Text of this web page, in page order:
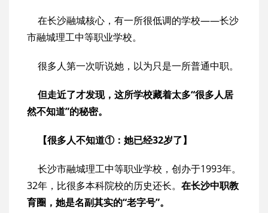
在长沙融城核心，有一所很低调的学校——长沙
市融城理工中等职业学校。
很多人第一次听说她，以为只是一所普通中职。
但走近了才发现，这所学校藏着太多“很多人居
然不知道”的秘密。
【很多人不知道①：她已经32岁了】
长沙市融城理工中等职业学校，创办于1993年。
32年，比很多本科院校的历史还长。 在长沙中职教
育圈，她是名副其实的“老字号”。